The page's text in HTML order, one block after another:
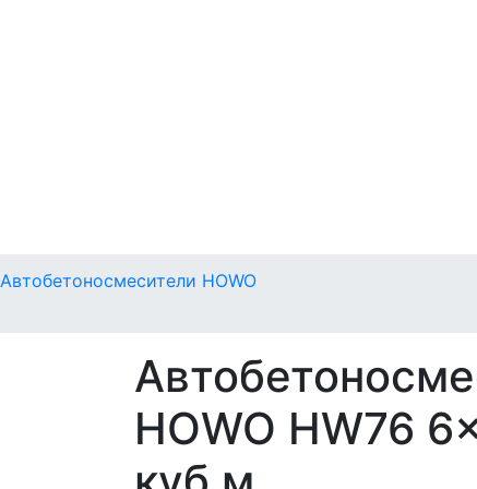
Автобетоносмесители HOWO
HOWO HW76